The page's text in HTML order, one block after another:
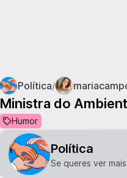
Política/
Ministra do
Humor
Política
Se queres ver